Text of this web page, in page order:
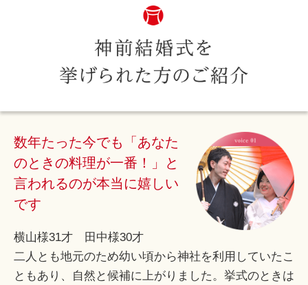
数年たった今でも「あなた
のときの料理が一番！」と
言われるのが本当に嬉しい
です
横山様31才 田中様30才
二人とも地元のため幼い頃から神社を利用していたこ
ともあり、自然と候補に上がりました。挙式のときは